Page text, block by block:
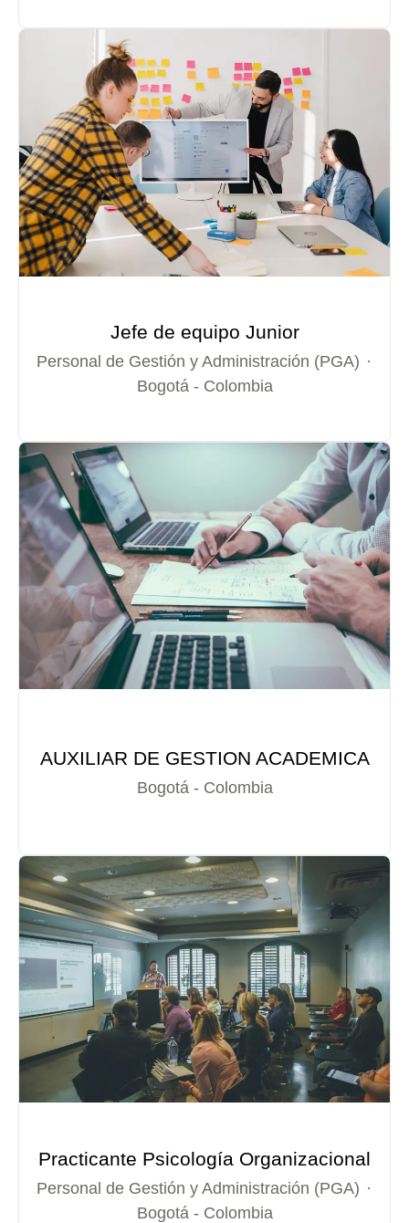
Jefe de equipo Junior
Personal de Gestión y Administración (PGA) ·
Bogotá - Colombia
AUXILIAR DE GESTION ACADEMICA
Bogotá - Colombia
Practicante Psicología Organizacional
Personal de Gestión y Administración (PGA) ·
Bogotá - Colombia